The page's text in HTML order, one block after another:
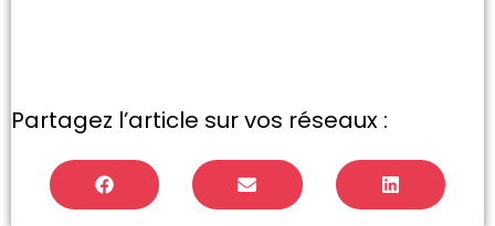
Partagez l’article sur vos réseaux :